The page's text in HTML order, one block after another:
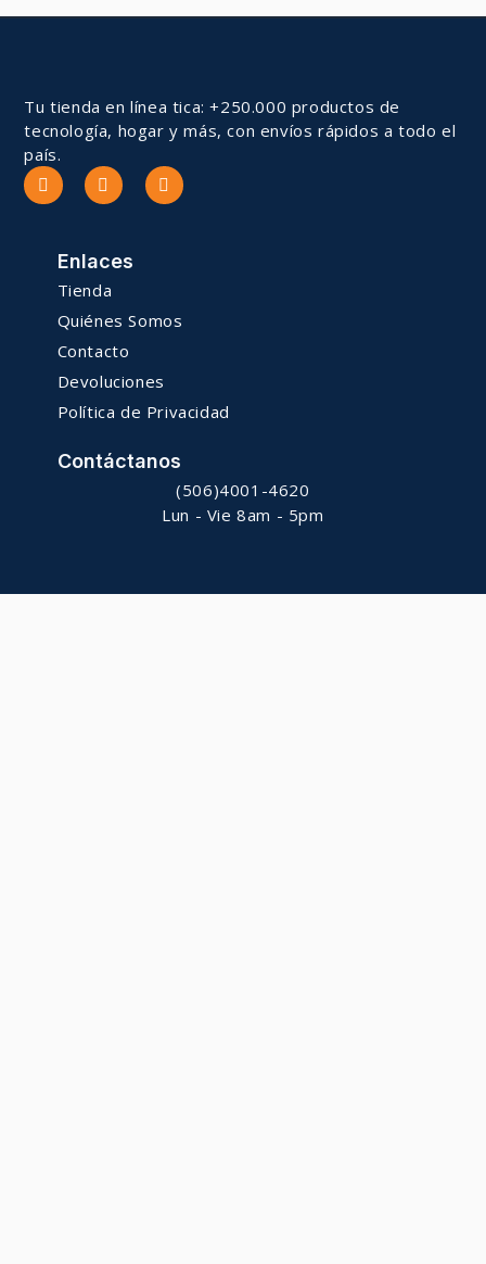
Tu tienda en línea tica: +250.000 productos de
tecnología, hogar y más, con envíos rápidos a todo el
país.
Enlaces
Tienda
Quiénes Somos
Contacto
Devoluciones
Política de Privacidad
Contáctanos
(506)4001-4620
Lun - Vie 8am - 5pm